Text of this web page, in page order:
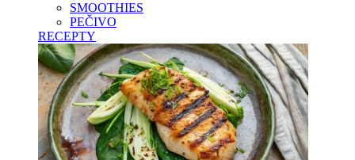
SMOOTHIES
PEČIVO
RECEPTY